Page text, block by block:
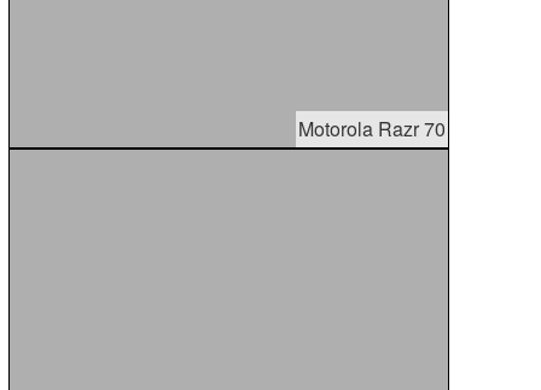
Motorola Razr 70